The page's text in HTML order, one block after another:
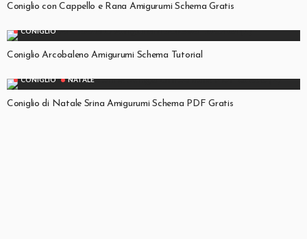
Coniglio con Cappello e Rana Amigurumi Schema Gratis
CONIGLIO
Coniglio Arcobaleno Amigurumi Schema Tutorial
CONIGLIO NATALE
Coniglio di Natale Srina Amigurumi Schema PDF Gratis